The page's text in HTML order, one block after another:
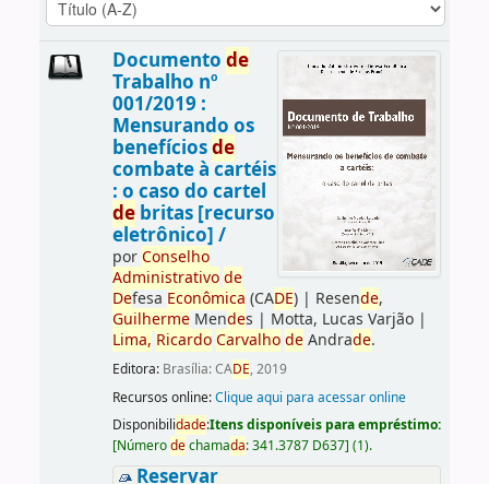
Documento de
Trabalho nº
001/2019 :
Mensurando os
benefíciosde
combate à cartéis
: o caso do cartel
debritas [recurso
eletrônico] /
porConselho
Administrativo de
Defesa Econômica (CADE)| Resende,
GuilhermeMendes | Motta, Lucas Varjão|
Lima, Ricardo Carvalho deAndrade.
Editora: Brasília: CADE, 2019
Recursos online:Clique aqui para acessar online
Disponibilidade:Itens disponíveis para empréstimo:
[Númerodechamada:341.3787 D637] (1).
Reservar